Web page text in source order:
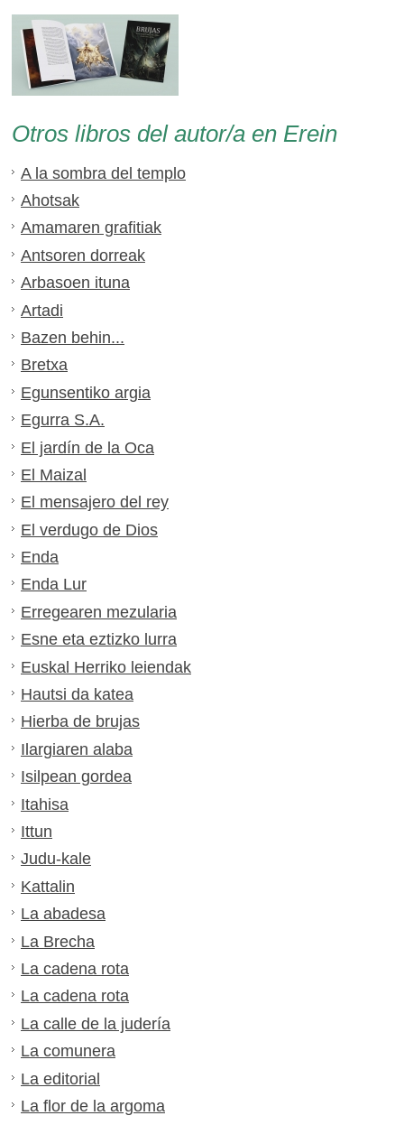
Otros libros del autor/a en Erein
A la sombra del templo
Ahotsak
Amamaren grafitiak
Antsoren dorreak
Arbasoen ituna
Artadi
Bazen behin...
Bretxa
Egunsentiko argia
Egurra S.A.
El jardín de la Oca
El Maizal
El mensajero del rey
El verdugo de Dios
Enda
Enda Lur
Erregearen mezularia
Esne eta eztizko lurra
Euskal Herriko leiendak
Hautsi da katea
Hierba de brujas
Ilargiaren alaba
Isilpean gordea
Itahisa
Ittun
Judu-kale
Kattalin
La abadesa
La Brecha
La cadena rota
La cadena rota
La calle de la judería
La comunera
La editorial
La flor de la argoma